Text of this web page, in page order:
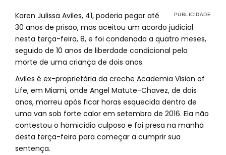
Karen Julissa Aviles, 41, poderia pegar até
30 anos de prisão, mas aceitou um acordo judicial
nesta terça-feira, 8, e foi condenada a quatro meses,
seguido de 10 anos de liberdade condicional pela
morte de uma criança de dois anos.
Aviles é ex-proprietária da creche Academia Vision of
Life, em Miami, onde Angel Matute-Chavez, de dois
anos, morreu após ficar horas esquecida dentro de
uma van sob forte calor em setembro de 2016. Ela não
contestou o homicídio culposo e foi presa na manhã
desta terça-feira para começar a cumprir sua
sentença.